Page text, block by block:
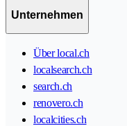
Unternehmen
Über local.ch
localsearch.ch
search.ch
renovero.ch
localcities.ch